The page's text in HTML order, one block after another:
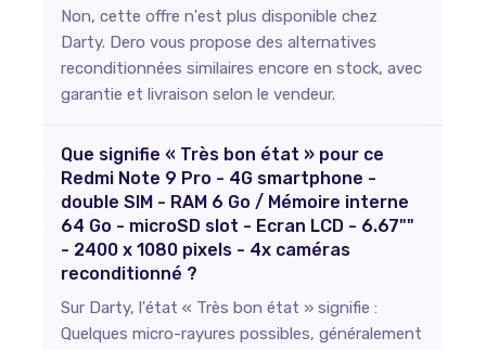
Non, cette offre n'est plus disponible chez
Darty. Dero vous propose des alternatives
reconditionnées similaires encore en stock, avec
garantie et livraison selon le vendeur.
Que signifie « Très bon état » pour ce
Redmi Note 9 Pro - 4G smartphone -
double SIM - RAM 6 Go / Mémoire interne
64 Go - microSD slot - Ecran LCD - 6.67""
- 2400 x 1080 pixels - 4x caméras
reconditionné ?
Sur Darty, l'état « Très bon état » signifie :
Quelques micro-rayures possibles, généralement